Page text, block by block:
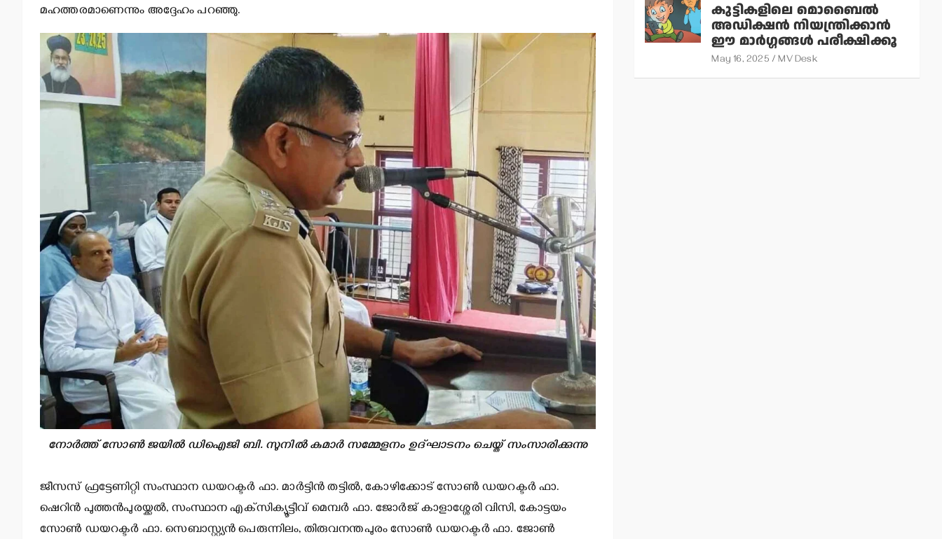
മഹത്തരമാണെന്നും അദ്ദേഹം പറഞ്ഞു.
നോര്‍ത്ത് സോണ്‍ ജയില്‍ ഡിഐജി ബി. സുനില്‍ കുമാര്‍ സമ്മേളനം ഉദ്ഘാടനം ചെയ്ത് സംസാരിക്കുന്നു
ജീസസ് ഫ്രട്ടേണിറ്റി സംസ്ഥാന ഡയറക്ടര്‍ ഫാ. മാര്‍ട്ടിന്‍ തട്ടില്‍, കോഴിക്കോട് സോണ്‍ ഡയറക്ടര്‍ ഫാ.
ഷെറിന്‍ പുത്തന്‍പുരയ്ക്കല്‍, സംസ്ഥാന എക്‌സിക്യൂട്ടീവ് മെമ്പര്‍ ഫാ. ജോര്‍ജ് കാളാശ്ശേരി വിസി, കോട്ടയം
സോണ്‍ ഡയറക്ടര്‍ ഫാ. സെബാസ്റ്റ്യന്‍ പെരുന്നിലം, തിരുവനന്തപുരം സോണ്‍ ഡയറക്ടര്‍ ഫാ. ജോണ്‍
കുട്ടികളിലെ മൊബൈല്‍
അഡിക്ഷന്‍ നിയന്ത്രിക്കാന്‍
ഈ മാര്‍ഗ്ഗങ്ങള്‍ പരീക്ഷിക്കൂ
May 16, 2025 MV Desk